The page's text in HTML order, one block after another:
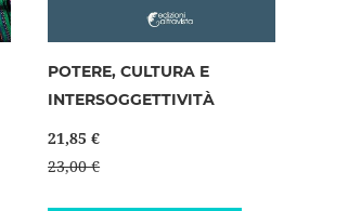
POTERE, CULTURA E
INTERSOGGETTIVITÀ
21,85 €
23,00 €